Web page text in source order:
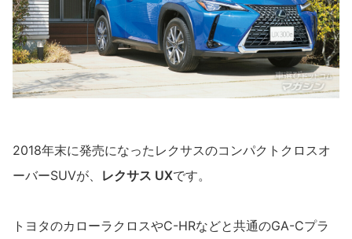
2018年末に発売になったレクサスのコンパクトクロスオ
ーバーSUVが、 レクサス UXです。
トヨタのカローラクロスやC-HRなどと共通のGA-Cプラ